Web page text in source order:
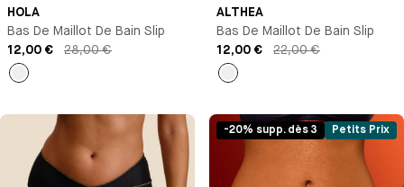
HOLA
Bas De Maillot De Bain Slip
12,00 €
28,00 €
Rayures
ALTHEA
Bas De Maillot De Bain Slip
12,00 €
22,00 €
Imprimé
-20% supp. dès 3 Petits Prix